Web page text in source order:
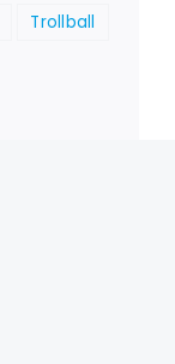
Trollball